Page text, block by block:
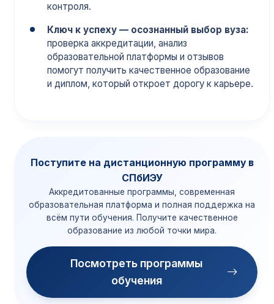
контроля.
Ключ к успеху — осознанный выбор вуза:
проверка аккредитации, анализ
образовательной платформы и отзывов
помогут получить качественное образование
и диплом, который откроет дорогу к карьере.
Поступите на дистанционную программу в
СПбИЭУ
Аккредитованные программы, современная
образовательная платформа и полная поддержка на
всём пути обучения. Получите качественное
образование из любой точки мира.
Посмотреть программы
обучения